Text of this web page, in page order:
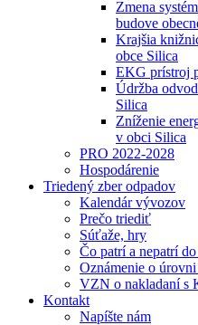
Zmena
budove
Krajšia
obce Silica
EKG prístroj
Údržba
Silica
Zníženie
v obci Silica
PRO 2022-2028
Hospodárenie
Triedený zber odpadov
Kalendár vývozov
Prečo triediť
Súťaže, hry
Čo patrí a nepatrí
Oznámenie o
VZN o nakladaní s
Kontakt
Napíšte nám